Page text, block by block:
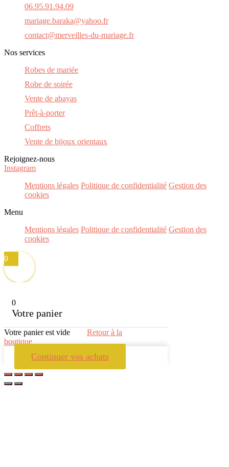
06.95.91.94.09
mariage.baraka@yahoo.fr
contact@merveilles-du-mariage.fr
Nos services
Robes de mariée
Robe de soirée
Vente de abayas
Prêt-à-porter
Coffrets
Vente de bijoux orientaux
Rejoignez-nous
Instagram
Mentions légales Politique de confidentialité Gestion des
cookies
Menu
Mentions légales Politique de confidentialité Gestion des
cookies
0
0
Votre panier
Votre panier est vide
Retour à la
boutique
Continuer vos achats